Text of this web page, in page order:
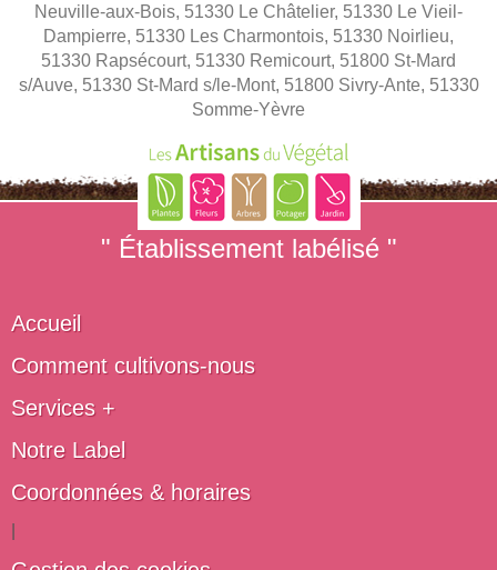
Neuville-aux-Bois, 51330 Le Châtelier, 51330 Le Vieil-
Dampierre, 51330 Les Charmontois, 51330 Noirlieu,
51330 Rapsécourt, 51330 Remicourt, 51800 St-Mard
s/Auve, 51330 St-Mard s/le-Mont, 51800 Sivry-Ante, 51330
Somme-Yèvre
" Établissement labélisé "
Accueil
Comment cultivons-nous
Services +
Notre Label
Coordonnées & horaires